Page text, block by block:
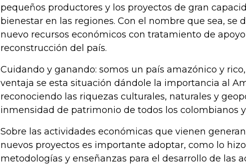
pequeños productores y los proyectos de gran
bienestar en las regiones. Con el nombre que sea, se
nuevo recursos económicos con tratamiento de
reconstrucción del país.
Cuidando y ganando: somos un país amazónico y
ventaja se esta situación dándole la importancia al
reconociendo las riquezas culturales, naturales y
inmensidad de patrimonio de todos los colombianos
Sobre las actividades económicas que vienen
nuevos proyectos es importante adoptar, como lo
metodologías y enseñanzas para el desarrollo de las